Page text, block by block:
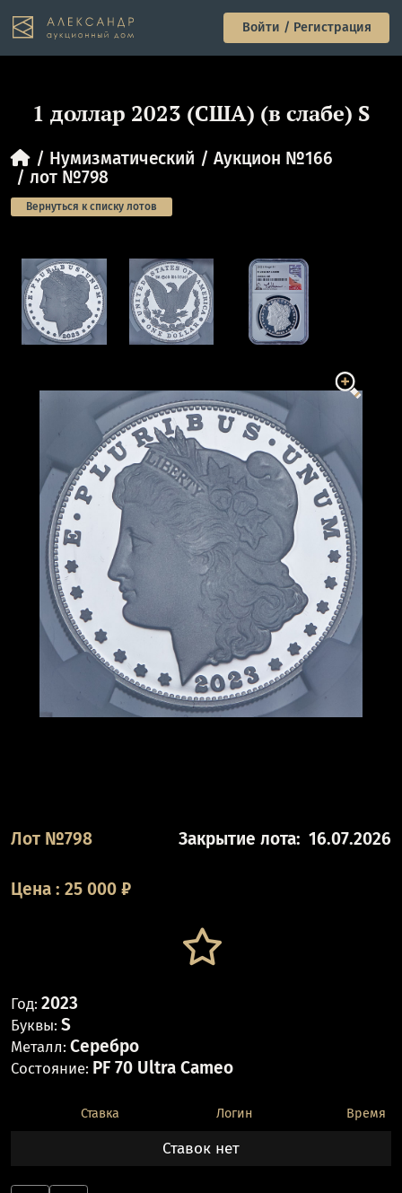
Войти / Регистрация
1 доллар 2023 (США) (в слабе) S
Нумизматический
Аукцион №166
лот №798
Вернуться к списку лотов
Лот №798 Закрытие лота: 16.07.2026
Цена : 25 000 ₽
Год: 2023
Буквы: S
Металл: Серебро
Состояние: PF 70 Ultra Cameo
Ставка Логин Время
Ставок нет